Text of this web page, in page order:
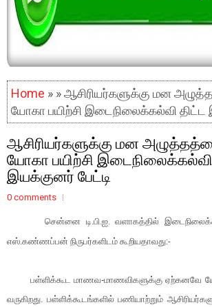
Home » » ஆசிரியர்களுக்கு மன
யோகா பயிற்சி இடைநிலைக்கல்வி திட்ட
ஆசிரியர்களுக்கு மன
யோகா பயிற்சி இடைநிலைக்கல்வி
இயக்குனர் பேட்டி
0 comments
சென்னை டி.பி.ஐ. வளாகத்தில்
எஸ்.கண்ணப்பன் நிருபர்களிடம் கூறியதாவது:-
பள்ளிக்கூட மாணவ-மாணவிகளுக்கு ஏற்கனவே
வருகிறது. பள்ளிக்கூடங்களில் பணியாற்றும்